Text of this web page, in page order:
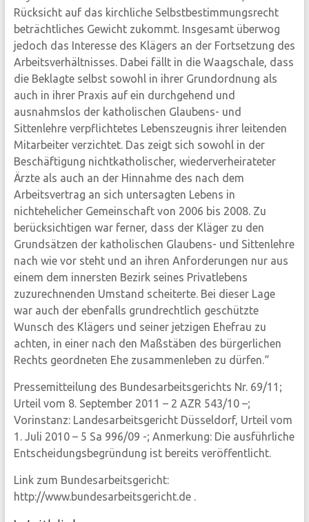
Rücksicht auf das kirchliche Selbstbestimmungsrecht
beträchtliches Gewicht zukommt. Insgesamt überwog
jedoch das Interesse des Klägers an der Fortsetzung des
Arbeitsverhältnisses. Dabei fällt in die Waagschale, dass
die Beklagte selbst sowohl in ihrer Grundordnung als
auch in ihrer Praxis auf ein durchgehend und
ausnahmslos der katholischen Glaubens- und
Sittenlehre verpflichtetes Lebenszeugnis ihrer leitenden
Mitarbeiter verzichtet. Das zeigt sich sowohl in der
Beschäftigung nichtkatholischer, wiederverheirateter
Ärzte als auch an der Hinnahme des nach dem
Arbeitsvertrag an sich untersagten Lebens in
nichtehelicher Gemeinschaft von 2006 bis 2008. Zu
berücksichtigen war ferner, dass der Kläger zu den
Grundsätzen der katholischen Glaubens- und Sittenlehre
nach wie vor steht und an ihren Anforderungen nur aus
einem dem innersten Bezirk seines Privatlebens
zuzurechnenden Umstand scheiterte. Bei dieser Lage
war auch der ebenfalls grundrechtlich geschützte
Wunsch des Klägers und seiner jetzigen Ehefrau zu
achten, in einer nach den Maßstäben des bürgerlichen
Rechts geordneten Ehe zusammenleben zu dürfen.“
Pressemitteilung des Bundesarbeitsgerichts Nr. 69/11;
Urteil vom 8. September 2011 – 2 AZR 543/10 –;
Vorinstanz: Landesarbeitsgericht Düsseldorf, Urteil vom
1. Juli 2010 – 5 Sa 996/09 -; Anmerkung: Die ausführliche
Entscheidungsbegründung ist bereits veröffentlicht.
Link zum Bundesarbeitsgericht:
http://www.bundesarbeitsgericht.de .